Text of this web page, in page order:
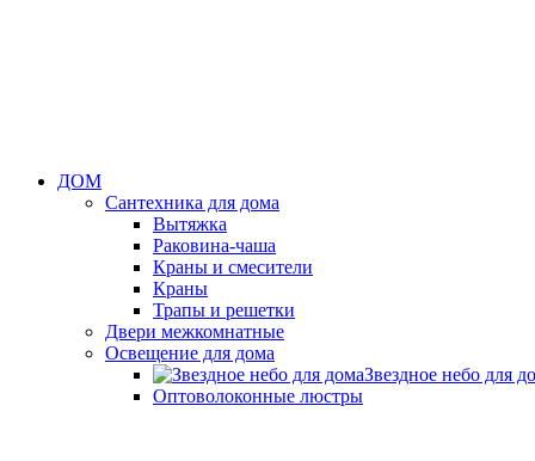
ДОМ
Сантехника для дома
Вытяжка
Раковина-чаша
Краны и смесители
Краны
Трапы и решетки
Двери межкомнатные
Освещение для дома
Звездное небо для
Оптоволоконные люстры